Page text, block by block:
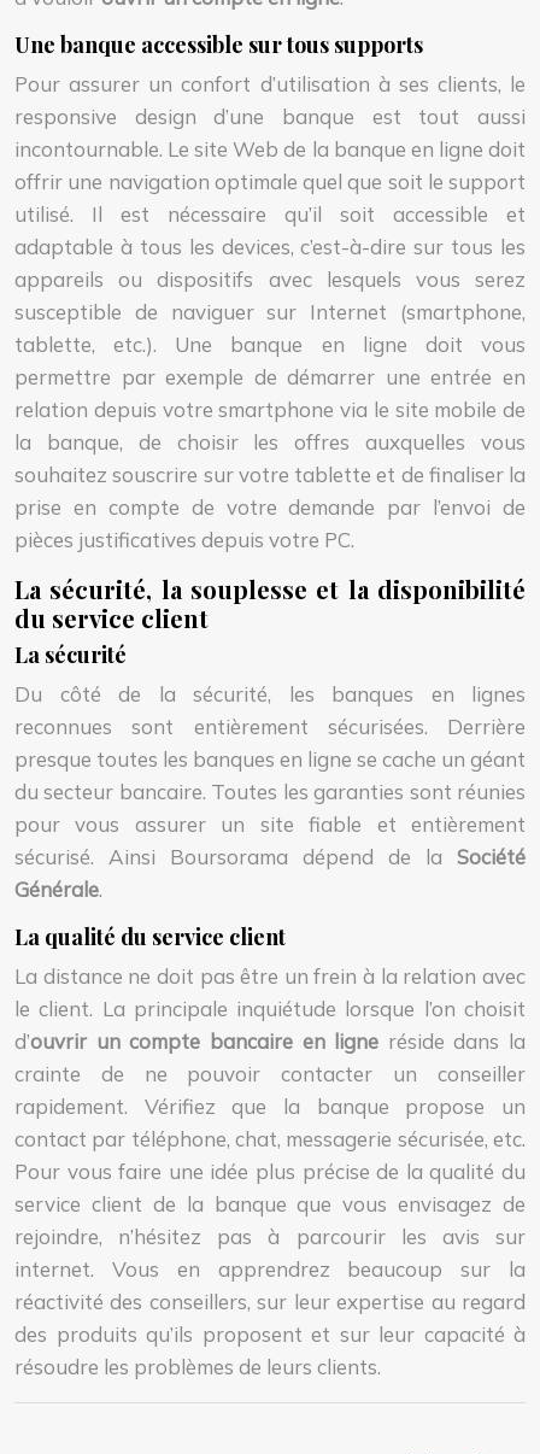
Une banque accessible sur tous supports
Pour assurer un confort d’utilisation à ses clients, le
responsive design d’une banque est tout aussi
incontournable. Le site Web de la banque en ligne doit
offrir une navigation optimale quel que soit le support
utilisé. Il est nécessaire qu’il soit accessible et
adaptable à tous les devices, c’est-à-dire sur tous les
appareils ou dispositifs avec lesquels vous serez
susceptible de naviguer sur Internet (smartphone,
tablette, etc.). Une banque en ligne doit vous
permettre par exemple de démarrer une entrée en
relation depuis votre smartphone via le site mobile de
la banque, de choisir les offres auxquelles vous
souhaitez souscrire sur votre tablette et de finaliser la
prise en compte de votre demande par l’envoi de
pièces justificatives depuis votre PC.
La sécurité, la souplesse et la disponibilité
du service client
La sécurité
Du côté de la sécurité, les banques en lignes
reconnues sont entièrement sécurisées. Derrière
presque toutes les banques en ligne se cache un géant
du secteur bancaire. Toutes les garanties sont réunies
pour vous assurer un site fiable et entièrement
sécurisé. Ainsi Boursorama dépend de la Société
Générale.
La qualité du service client
La distance ne doit pas être un frein à la relation avec
le client. La principale inquiétude lorsque l’on choisit
d’ouvrir un compte bancaire en ligne réside dans la
crainte de ne pouvoir contacter un conseiller
rapidement. Vérifiez que la banque propose un
contact par téléphone, chat, messagerie sécurisée, etc.
Pour vous faire une idée plus précise de la qualité du
service client de la banque que vous envisagez de
rejoindre, n’hésitez pas à parcourir les avis sur
internet. Vous en apprendrez beaucoup sur la
réactivité des conseillers, sur leur expertise au regard
des produits qu’ils proposent et sur leur capacité à
résoudre les problèmes de leurs clients.